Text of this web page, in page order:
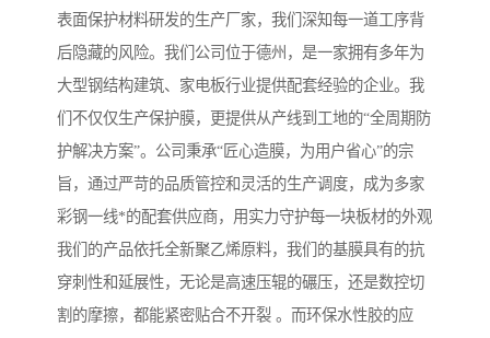
表面保护材料研发的生产厂家，我们深知每一道工序背
后隐藏的风险。我们公司位于德州，是一家拥有多年为
大型钢结构建筑、家电板行业提供配套经验的企业。我
们不仅仅生产保护膜，更提供从产线到工地的“全周期防
护解决方案”。公司秉承“匠心造膜，为用户省心”的宗
旨，通过严苛的品质管控和灵活的生产调度，成为多家
彩钢一线*的配套供应商，用实力守护每一块板材的外观
我们的产品依托全新聚乙烯原料，我们的基膜具有的抗
穿刺性和延展性，无论是高速压辊的碾压，还是数控切
割的摩擦，都能紧密贴合不开裂 。而环保水性胶的应